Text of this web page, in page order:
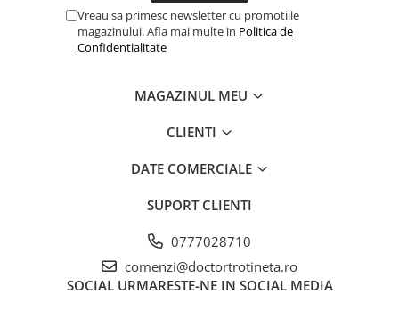
Vreau sa primesc newsletter cu promotiile
magazinului. Afla mai multe in Politica de
Confidentialitate
MAGAZINUL MEU
CLIENTI
DATE COMERCIALE
SUPORT CLIENTI
0777028710
comenzi@doctortrotineta.ro
SOCIAL URMARESTE-NE IN SOCIAL MEDIA